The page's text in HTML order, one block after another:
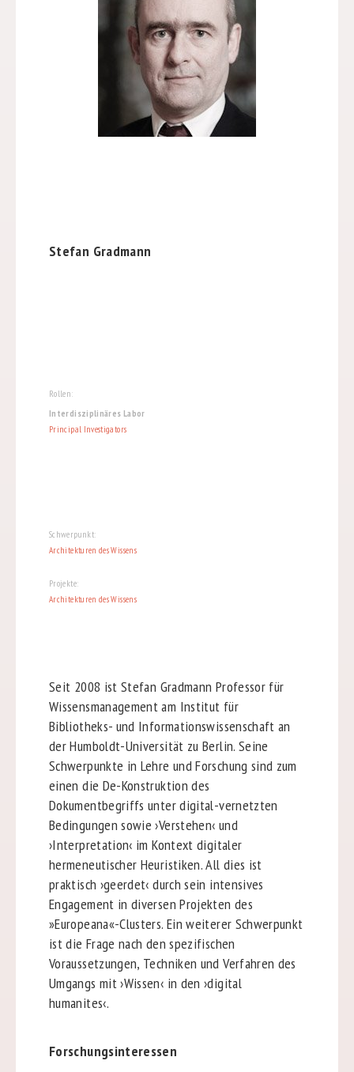
Stefan Gradmann
Rollen:
Interdisziplinäres Labor
Principal Investigators
Schwerpunkt:
Architekturen des Wissens
Projekte:
Architekturen des Wissens
Seit 2008 ist Stefan Gradmann Professor für
Wissensmanagement am Institut für
Bibliotheks- und Informationswissenschaft an
der Humboldt-Universität zu Berlin. Seine
Schwerpunkte in Lehre und Forschung sind zum
einen die De-Konstruktion des
Dokumentbegriffs unter digital-vernetzten
Bedingungen sowie ›Verstehen‹ und
›Interpretation‹ im Kontext digitaler
hermeneutischer Heuristiken. All dies ist
praktisch ›geerdet‹ durch sein intensives
Engagement in diversen Projekten des
»Europeana«-Clusters. Ein weiterer Schwerpunkt
ist die Frage nach den spezifischen
Voraussetzungen, Techniken und Verfahren des
Umgangs mit ›Wissen‹ in den ›digital
humanites‹.
Forschungsinteressen